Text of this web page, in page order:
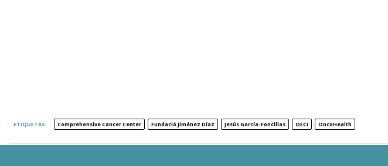
ETIQUETAS Comprehensive Cancer Center Fundació Jiménez Díaz Jesús García-Foncillas OECI OncoHealth